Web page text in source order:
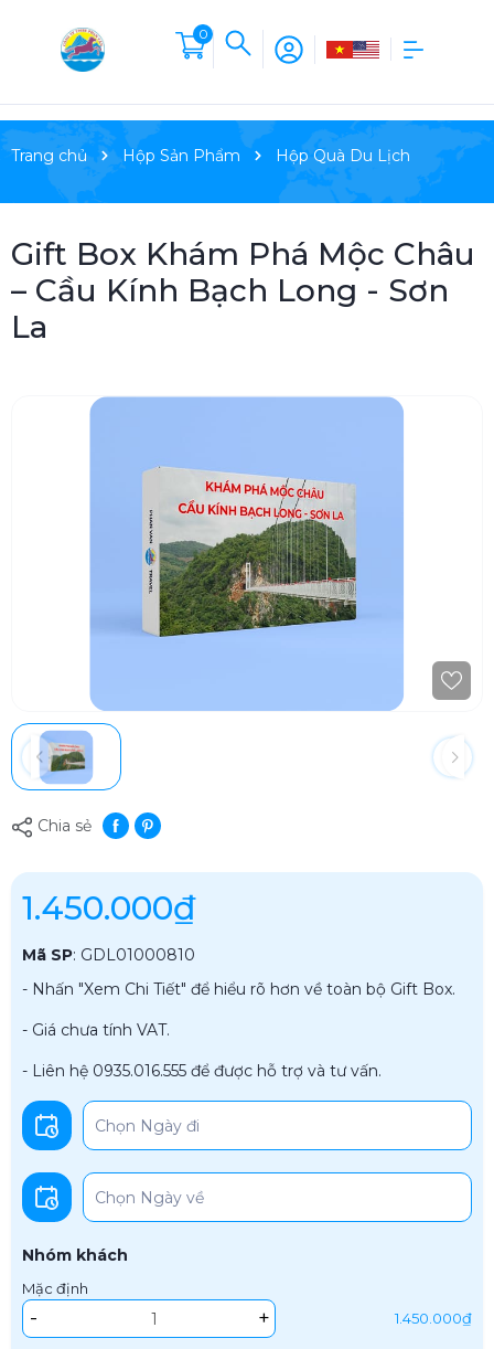
0
Trang chủ Hộp Sản Phẩm Hộp Quà Du Lịch
Gift Box Khám Phá Mộc Châu
– Cầu Kính Bạch Long - Sơn
La
Chia sẻ
1.450.000₫
Mã SP: GDL01000810
- Nhấn "Xem Chi Tiết" để hiểu rõ hơn về toàn bộ Gift Box.
- Giá chưa tính VAT.
- Liên hệ 0935.016.555 để được hỗ trợ và tư vấn.
Nhóm khách
Mặc định
- + 1.450.000₫